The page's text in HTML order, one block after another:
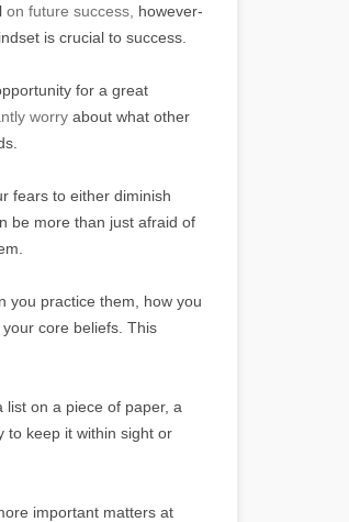
on future success, however-
is crucial to success.
for a great
worry about what other
fears to either diminish
be more than just afraid of
you practice them, how you
core beliefs. This
on a piece of paper, a
to keep it within sight or
important matters at